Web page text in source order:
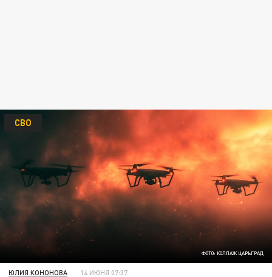
ФОТО: КОЛЛАЖ ЦАРЬГРАД
СВО
ЮЛИЯ КОНОНОВА 14 ИЮНЯ 07:37